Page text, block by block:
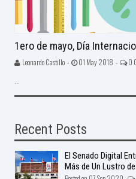
1ero de mayo, Día
Leonardo Castillo - 01 May 2018 - 0
Recent Posts
El Senado Digital
Más de Un Lustro